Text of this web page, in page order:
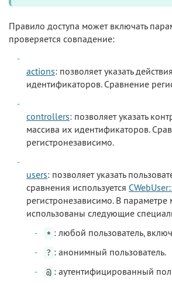
Правило доступа может включать
проверяется совпадение:
actions: позволяет указать
идентификаторов. Сравнение
controllers: позволяет указать
массива их идентификаторов.
регистронезависимо.
users: позволяет указать
сравнения используется
регистронезависимо. В параметре
использованы следующие
* : любой пользователь,
? : анонимный пользователь.
@ : аутентифицированный